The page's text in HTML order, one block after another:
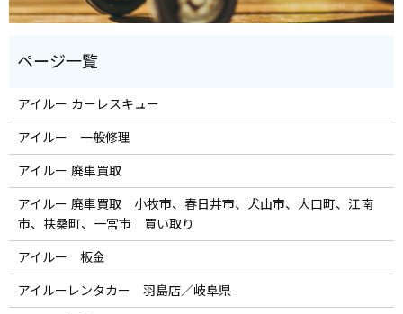
アイルー カーレスキュー
アイルー 一般修理
アイルー 廃車買取
アイルー 廃車買取 小牧市、春日井市、犬山市、大口町、江南
市、扶桑町、一宮市 買い取り
アイルー 板金
アイルーレンタカー 羽島店／岐阜県